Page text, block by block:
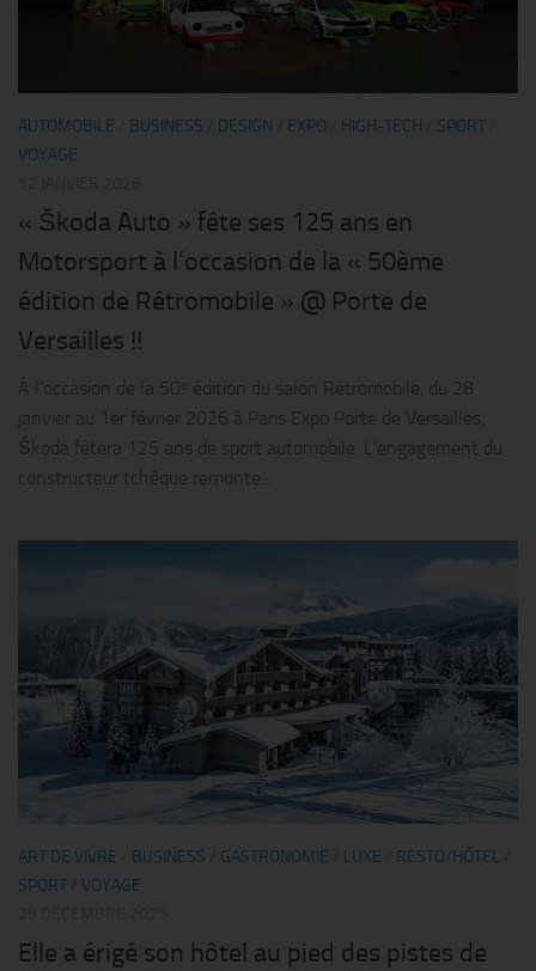
AUTOMOBILE BUSINESS DESIGN EXPO HIGH-TECH SPORT
VOYAGE
« Škoda Auto » fête ses 125 ans en
Motorsport à l’occasion de la « 50ème
édition de Rétromobile » @ Porte de
Versailles !!
À l’occasion de la 50ᵉ édition du salon Rétromobile, du 28
janvier au 1er février 2026 à Paris Expo Porte de Versailles,
Škoda fêtera 125 ans de sport automobile. L’engagement du
constructeur tchèque remonte...
ART DE VIVRE BUSINESS GASTRONOMIE LUXE RESTO/HÔTEL
SPORT
VOYAGE
Elle a érigé son hôtel au pied des pistes de